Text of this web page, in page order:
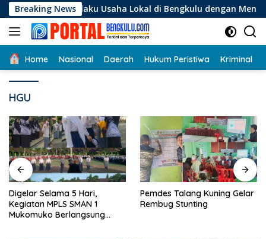
Langsung
ke
konten
Breaking News
Pelaku Usaha Lokal di Bengkulu dengan Meningkatkan
Home Nasional Daerah Hukum Peristiwa Kriminal
HGU
Digelar Selama 5 Hari,
Kegiatan MPLS SMAN 1
Mukomuko Berlangsung
Pemdes Talang Kuning Gelar
Rembug Stunting